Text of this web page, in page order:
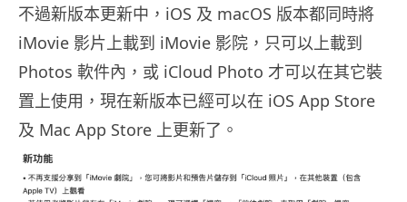
不過新版本更新中，iOS 及 macOS 版本都同時將
iMovie 影片上載到 iMovie 影院，只可以上載到
Photos 軟件內，或 iCloud Photo 才可以在其它裝
置上使用，現在新版本已經可以在 iOS App Store
及 Mac App Store 上更新了。